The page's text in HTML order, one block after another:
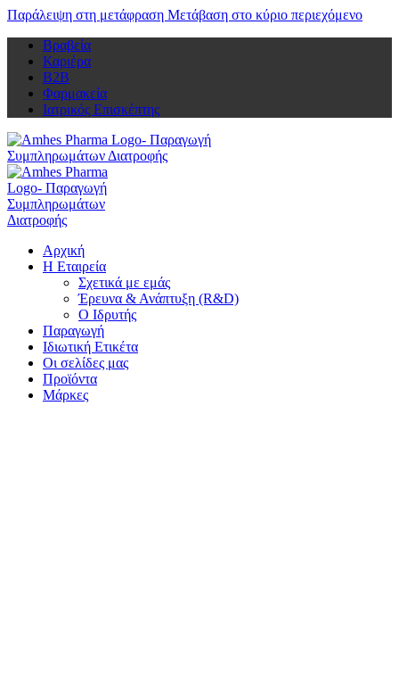
Παράλειψη στη μετάφραση Μετάβαση στο κύριο περιεχόμενο
Βραβεία
Καριέρα
Β2Β
Φαρμακεία
Ιατρικός Επισκέπτης
Αρχική
Η Εταιρεία
Σχετικά με εμάς
Έρευνα & Ανάπτυξη (R&D)
Ο Ιδρυτής
Παραγωγή
Ιδιωτική Ετικέτα
Οι σελίδες μας
Προϊόντα
Μάρκες